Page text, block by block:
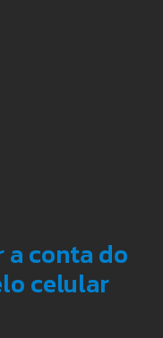
a conta do
celular